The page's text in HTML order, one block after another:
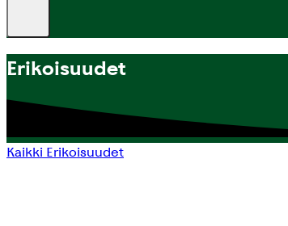
Erikoisuudet
Kaikki Erikoisuudet